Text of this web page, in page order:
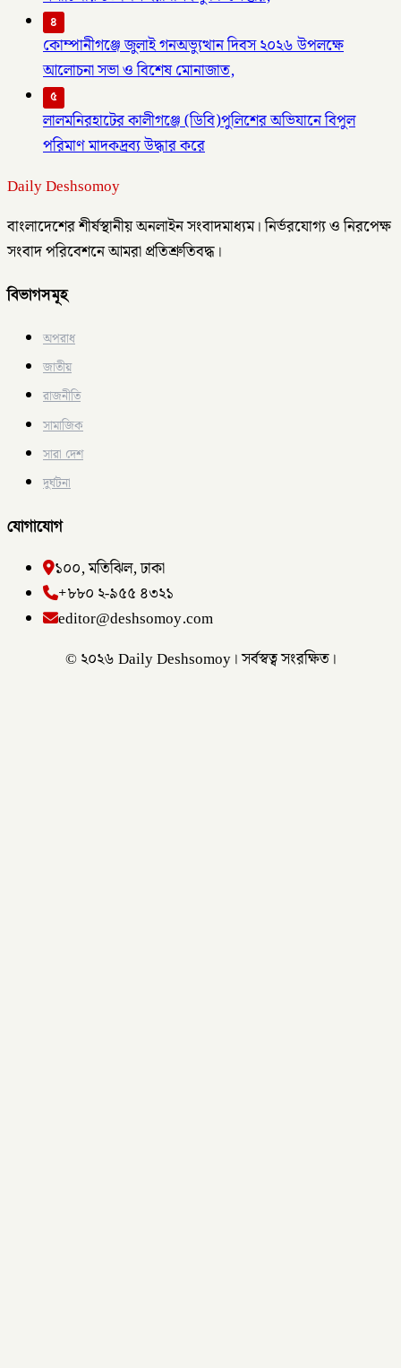
৪
কোম্পানীগঞ্জে জুলাই গনঅভ্যুত্থান দিবস ২০২৬ উপলক্ষে
আলোচনা সভা ও বিশেষ মোনাজাত,
৫
লালমনিরহাটের কালীগঞ্জে (ডিবি)পুলিশের অভিযানে বিপুল
পরিমাণ মাদকদ্রব্য উদ্ধার করে
Daily Deshsomoy
বাংলাদেশের শীর্ষস্থানীয় অনলাইন সংবাদমাধ্যম। নির্ভরযোগ্য ও নিরপেক্ষ
সংবাদ পরিবেশনে আমরা প্রতিশ্রুতিবদ্ধ।
বিভাগসমূহ
অপরাধ
জাতীয়
রাজনীতি
সামাজিক
সারা দেশ
দুর্ঘটনা
যোগাযোগ
১০০, মতিঝিল, ঢাকা
+৮৮০ ২-৯৫৫ ৪৩২১
editor@deshsomoy.com
© ২০২৬ Daily Deshsomoy। সর্বস্বত্ব সংরক্ষিত।